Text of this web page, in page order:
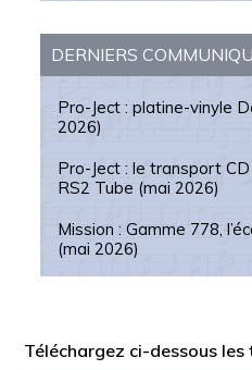
Téléchargez ci-dessous
Musical Fidelity
Positive Cable
Pro-Ject
Quad
Sumiko
Verdier
DERNIERS
Pro-Ject : platine-vinyle
2026)
Pro-Ject : le transport
RS2 Tube (mai 2026)
Mission : Gamme 778,
(mai 2026)